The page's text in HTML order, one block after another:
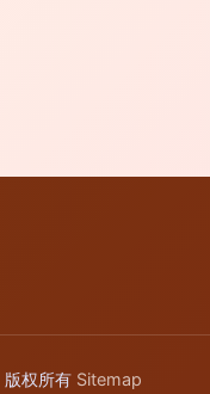
版权所有 Sitemap